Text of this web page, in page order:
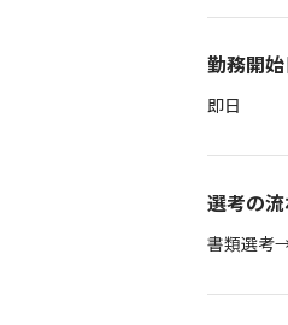
勤務開始
即日
選考の
書類選考